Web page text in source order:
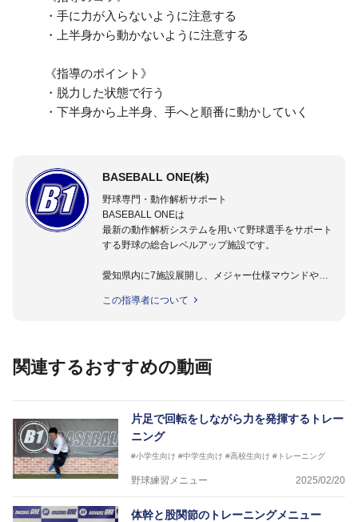
・手に力が入らないように注意する
・上半身から動かないように注意する
《指導のポイント》
・脱力した状態で行う
・下半身から上半身、手へと順番に動かしていく
BASEBALL ONE(株)
野球専門・動作解析サポート
BASEBALL ONEは
最新の動作解析システムを用いて野球選手をサポート
する野球の総合レベルアップ施設です。
愛知県内に7施設展開し、メジャー仕様マウンドやト
動作解析システムを用いて、小学生からプロ野球選手
この指導者について
関連するおすすめの動画
片足で回転をしながら力を発揮するトレー
ニング
#小学生向け #中学生向け #高校生向け #トレーニング
野球練習メニュー 2025/02/20
体幹と股関節のトレーニングメニュー